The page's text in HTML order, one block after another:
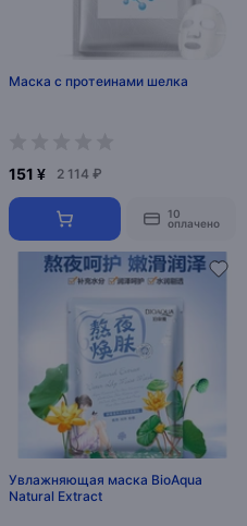
Маска с протеинами шелка
151 ¥ 2 114 ₽
10
оплачено
Увлажняющая маска BioAqua
Natural Extract